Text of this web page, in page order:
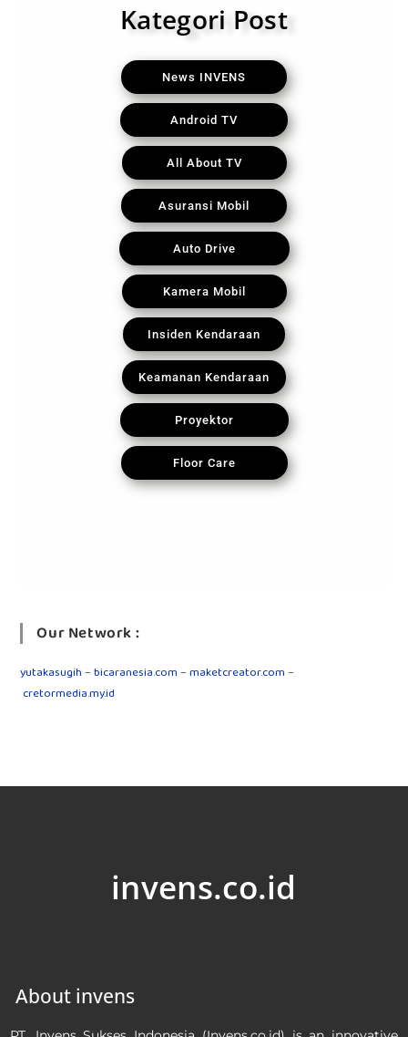
Kategori Post
News INVENS
Android TV
All About TV
Asuransi Mobil
Auto Drive
Kamera Mobil
Insiden Kendaraan
Keamanan Kendaraan
Proyektor
Floor Care
Our Network :
yutakasugih–bicaranesia.com–maketcreator.com–
cretormedia.my.id
invens.co.id
About invens